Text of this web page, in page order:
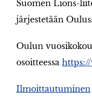
Suomen Lions-
järjestetään
Oulun
osoitteessa
Ilmoittautuminen